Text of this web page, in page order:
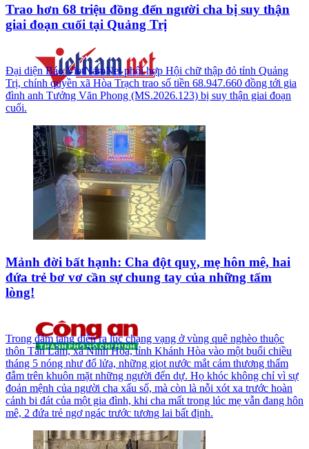
Trao hơn 68 triệu đồng đến người cha bị suy thận
giai đoạn cuối tại Quảng Trị
Đại diện Báo VietNamNet phối hợp Hội chữ thập đỏ tỉnh Quảng
Trị, chính quyền xã Hòa Trạch trao số tiền 68.947.660 đồng tới gia
đình anh Tưởng Văn Phong (MS.2026.123) bị suy thận giai đoạn
cuối.
Mảnh đời bất hạnh: Cha đột quỵ, mẹ hôn mê, hai
đứa trẻ bơ vơ cần sự chung tay của những tấm
lòng!
Trong đám tang diễn ra lúc chạng vạng ở vùng quê nghèo thuộc
thôn Tân Lâm, xã Ninh Hòa, tỉnh Khánh Hòa vào một buổi chiều
tháng 5 nóng như đổ lửa, những giọt nước mắt cảm thương thấm
đẫm trên khuôn mặt những người đến dự. Họ khóc không chỉ vì sự
đoản mệnh của người cha xấu số, mà còn là nỗi xót xa trước hoàn
cảnh bi đát của một gia đình, khi cha mất trong lúc mẹ vẫn đang hôn
mê, 2 đứa trẻ ngơ ngác trước tương lai bất định.